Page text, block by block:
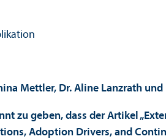
Mettler, Dr. Aline Lanzrath
zu geben, dass der Artikel
Adoption Drivers, and